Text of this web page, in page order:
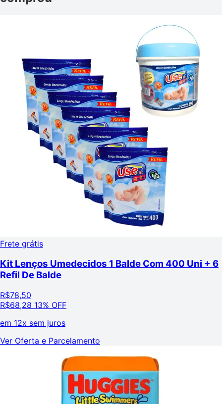
Frete grátis
Kit Lenços Umedecidos 1 Balde Com 400 Uni + 6
Refil De Balde
R$78,50
R$68,28 13% OFF
em 12x sem juros
Ver Oferta e Parcelamento